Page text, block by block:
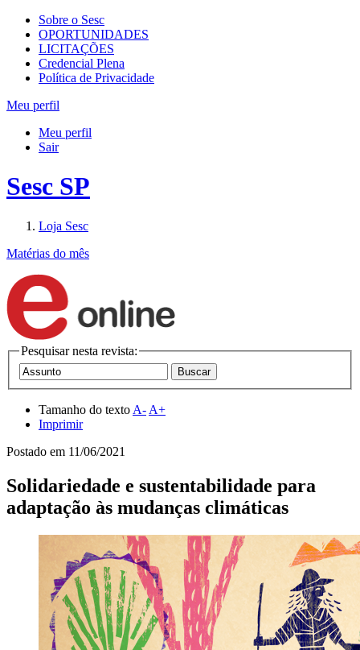
Sobre o Sesc
OPORTUNIDADES
LICITAÇÕES
Credencial Plena
Política de Privacidade
Meu perfil
Meu perfil
Sair
Sesc SP
Loja Sesc
Matérias do mês
Pesquisar nesta revista:
Tamanho do texto A- A+
Imprimir
Postado em 11/06/2021
Solidariedade e sustentabilidade para
adaptação às mudanças climáticas